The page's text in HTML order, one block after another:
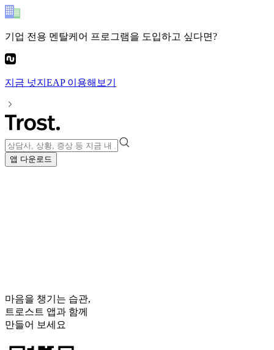
기업 전용 멘탈케어 프로그램을 도입하고 싶다면?
지금 넛지EAP이용해보기
앱 다운로드
마음을 챙기는 습관,
트로스트 앱과 함께
만들어 보세요